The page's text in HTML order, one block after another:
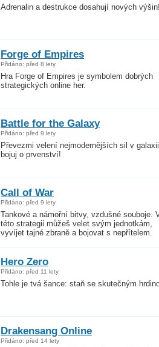
Adrenalin a destrukce dosahují nových
Forge of Empires
Přidáno: před 8 lety
Hra Forge of Empires je symbolem dobrých
strategických online her.
Battle for the Galaxy
Přidáno: před 9 lety
Převezmi velení nejmodernějších sil v
bojuj o prvenství!
Call of War
Přidáno: před 9 lety
Tankové a námořní bitvy, vzdušné souboje.
této strategii můžeš velet svým jednotkám,
vyvíjet tajné zbraně a bojovat s nepřítelem.
Hero Zero
Přidáno: před 11 lety
Tohle je tvá šance: staň se skutečným
Drakensang Online
Přidáno: před 14 lety